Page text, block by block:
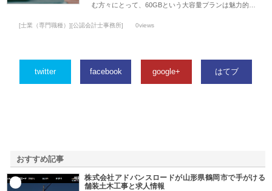
む方々にとって、60GBという大容量プランは魅力的…
[士業（専門職種）][公認会計士事務所] 0views
twitter facebook google+ はてブ
おすすめ記事
株式会社アドバンスロードが山形県鶴岡市で手がける
舗装土木工事と求人情報